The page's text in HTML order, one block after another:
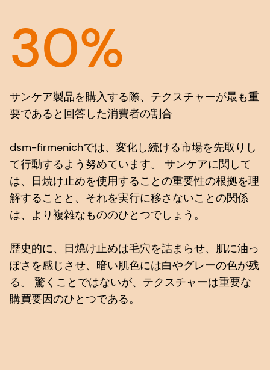
30%
サンケア製品を購入する際、テクスチャーが最も重
要であると回答した消費者の割合
dsm-firmenichでは、変化し続ける市場を先取りし
て行動するよう努めています。 サンケアに関して
は、日焼け止めを使用することの重要性の根拠を理
解することと、それを実行に移さないことの関係
は、より複雑なもののひとつでしょう。
歴史的に、日焼け止めは毛穴を詰まらせ、肌に油っ
ぽさを感じさせ、暗い肌色には白やグレーの色が残
る。 驚くことではないが、テクスチャーは重要な
購買要因のひとつである。